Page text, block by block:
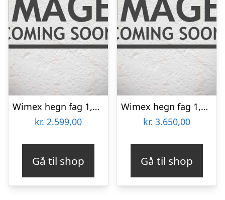
Wimex hegn fag 1,4×1,895m – 9978000005
kr. 2.599,00
Gå til shop
Wimex hegn fag 1,8×1,895m – 9969000031
kr. 3.650,00
Gå til shop